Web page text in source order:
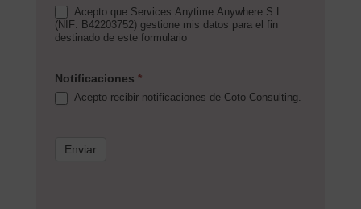
Acepto que Services Anytime Anywhere S.L
(NIF: B42203752) gestione mis datos para el fin
destinado de este formulario
Notificaciones *
Acepto recibir notificaciones de Coto Consulting.
Enviar